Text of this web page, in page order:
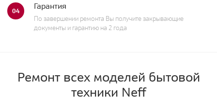
04 Гарантия
По завершении ремонта Вы получите закрывающие
документы и гарантию на 2 года
Ремонт всех моделей бытовой
техники Neff